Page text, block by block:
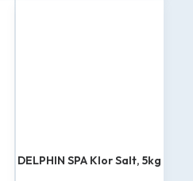
DELPHIN SPA Klor Salt, 5kg